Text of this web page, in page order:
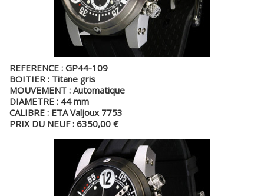
REFERENCE : GP44-109
BOITIER : Titane gris
MOUVEMENT : Automatique
DIAMETRE : 44 mm
CALIBRE : ETA Valjoux 7753
PRIX DU NEUF : 6350,00 €